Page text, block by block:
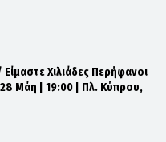
Χιλιάδες Περήφανοι
Μάη | 19:00 | Πλ. Κύπρου,